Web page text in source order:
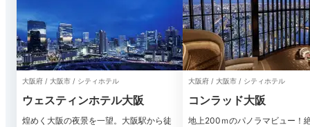
大阪府 / 大阪市 / シティホテル
ウェスティンホテル大阪
煌めく大阪の夜景を一望。大阪駅から徒
大阪府 / 大阪市 / シティホテル
コンラッド大阪
地上200ｍのパノラマビュー！